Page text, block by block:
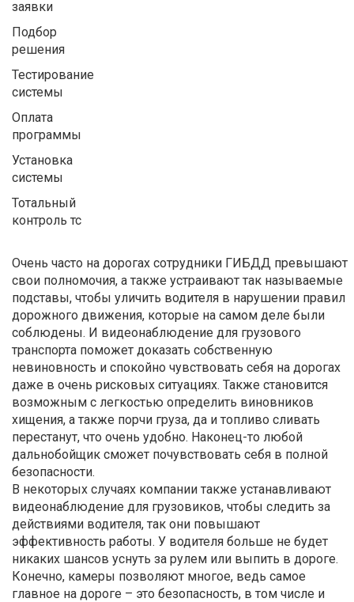
заявки
Подбор
решения
Тестирование
системы
Оплата
программы
Установка
системы
Тотальный
контроль тс
Очень часто на дорогах сотрудники ГИБДД превышают
свои полномочия, а также устраивают так называемые
подставы, чтобы уличить водителя в нарушении правил
дорожного движения, которые на самом деле были
соблюдены. И видеонаблюдение для грузового
транспорта поможет доказать собственную
невиновность и спокойно чувствовать себя на дорогах
даже в очень рисковых ситуациях. Также становится
возможным с легкостью определить виновников
хищения, а также порчи груза, да и топливо сливать
перестанут, что очень удобно. Наконец-то любой
дальнобойщик сможет почувствовать себя в полной
безопасности.
В некоторых случаях компании также устанавливают
видеонаблюдение для грузовиков, чтобы следить за
действиями водителя, так они повышают
эффективность работы. У водителя больше не будет
никаких шансов уснуть за рулем или выпить в дороге.
Конечно, камеры позволяют многое, ведь самое
главное на дороге – это безопасность, в том числе и